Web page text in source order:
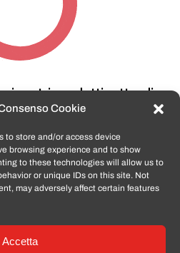
Cookie
to store and/or access device
browsing experience and to show
to these technologies will allow us to
or unique IDs on this site. Not
may adversely affect certain features
Accetta
i nostri prodotti, attendi
secondo…
è lo shop n.1 in italia per
garantiti e certificati
SAMSUNG, HUAWEI,
e tanto altro